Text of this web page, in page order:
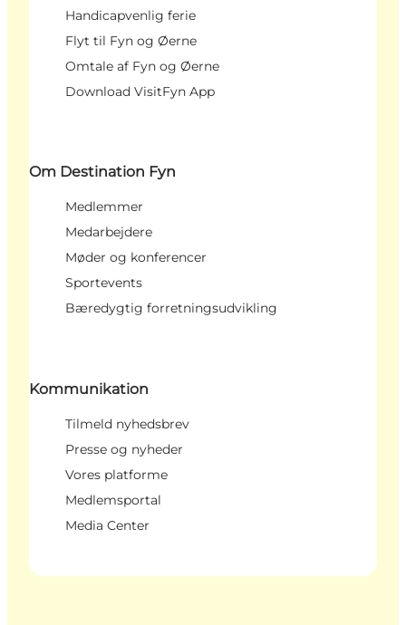
Handicapvenlig ferie
Flyt til Fyn og Øerne
Omtale af Fyn og Øerne
Download VisitFyn App
Om Destination Fyn
Medlemmer
Medarbejdere
Møder og konferencer
Sportevents
Bæredygtig forretningsudvikling
Kommunikation
Tilmeld nyhedsbrev
Presse og nyheder
Vores platforme
Medlemsportal
Media Center